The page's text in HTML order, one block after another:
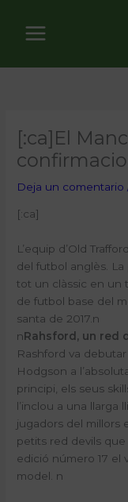
contenido
[:ca]El
Deja un comentario
[:ca]
L’equip d’Old
del futbol anglès.
tot un clàssic en un
de futbol base del
santa de 2017.n
nRahsford, un red
Rashford va
Hodgson a
principi, els seus
l’inclou a una llarga
jugadors del millors
petits red devils
edició número 17 el
model. n